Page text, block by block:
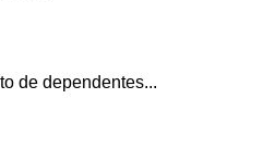
de dependentes...